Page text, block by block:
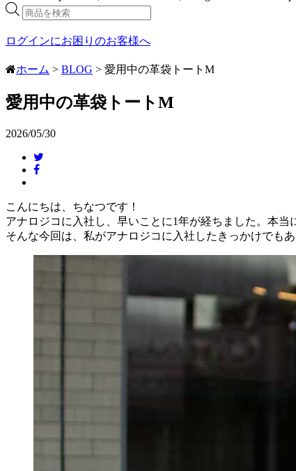
商
品
検
ログインにお困りのお客様へ
ホーム > BLOG > 愛用中の革袋トートM
愛用中の革袋トートM
2026/05/30
こんにちは、ちなつです！
アナロジコに入社し、早いことに1年が経ちました。本当
そんな今回は、私がアナロジコに入社したきっかけでも